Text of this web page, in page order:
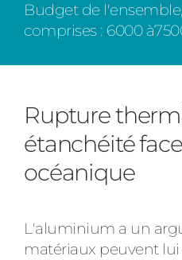
Budget de
comprises : 6000
Rupture
étanchéité
océanique
L'aluminium a un
matériaux peuvent